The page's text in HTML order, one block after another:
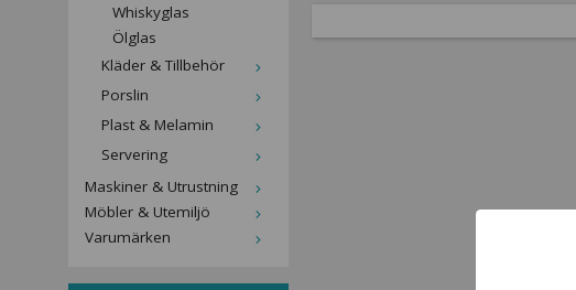
Whiskyglas
Ölglas
Kläder & Tillbehör
Porslin
Plast & Melamin
Servering
Maskiner & Utrustning
Möbler & Utemiljö
Varumärken